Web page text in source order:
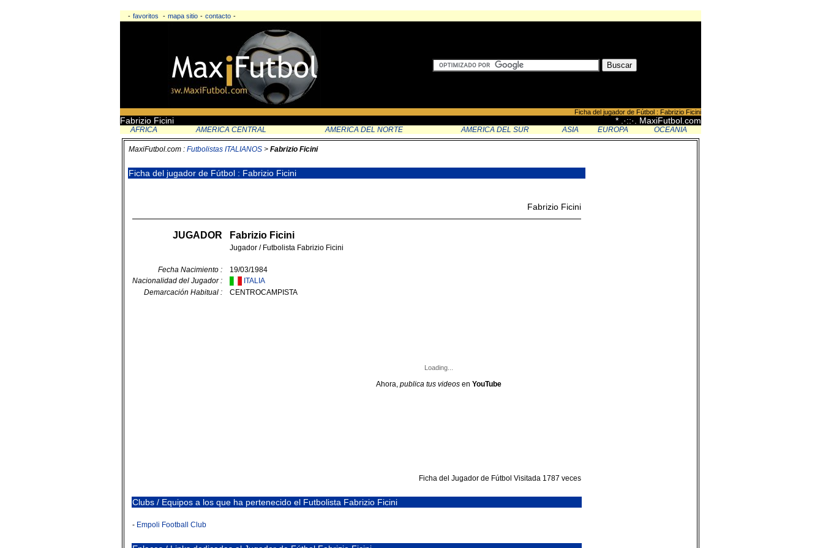
- favoritos - mapa sitio - contacto -
Ficha del jugador de Fútbol : Fabrizio Ficini
Fabrizio Ficini * .·::·. MaxiFutbol.com
AFRICA AMERICA CENTRAL AMERICA DEL NORTE AMERICA DEL SUR ASIA EUROPA OCEANIA
MaxiFutbol.com : Futbolistas ITALIANOS> Fabrizio Ficini
Ficha del jugador de Fútbol : Fabrizio Ficini
Fabrizio Ficini
JUGADOR Fabrizio Ficini
Jugador / Futbolista Fabrizio Ficini
Fecha Nacimiento :
19/03/1984
Nacionalidad del Jugador :
ITALIA
Demarcación Habitual :
CENTROCAMPISTA
Loading...
Ahora, publica tus videosen YouTube
Ficha del Jugador de Fútbol Visitada 1787 veces
Clubs / Equipos a los que ha pertenecido el Futbolista Fabrizio Ficini
- Empoli Football Club